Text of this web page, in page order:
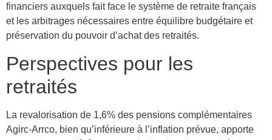
financiers auxquels fait face le système de retraite français
et les arbitrages nécessaires entre équilibre budgétaire et
préservation du pouvoir d’achat des retraités.
Perspectives pour les
retraités
La revalorisation de 1,6% des pensions complémentaires
Agirc-Arrco, bien qu’inférieure à l’inflation prévue, apporte